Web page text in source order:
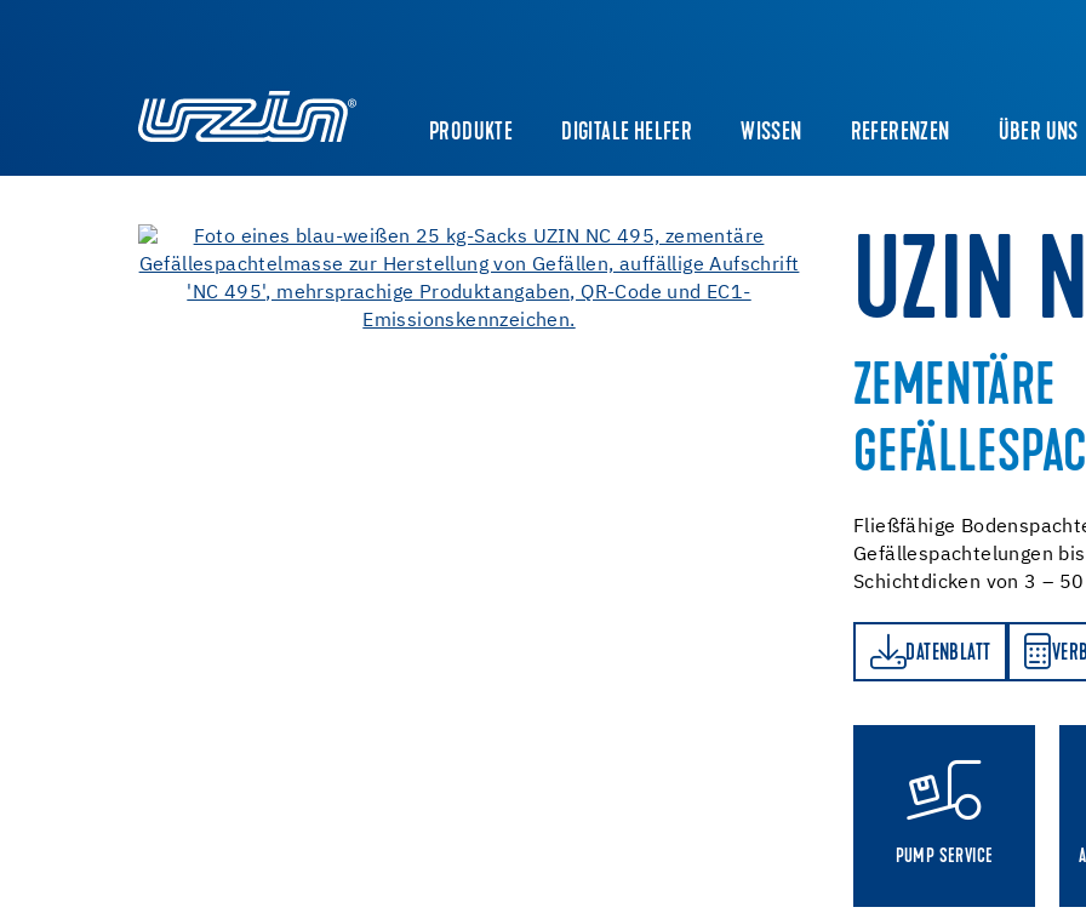
PRODUKTE DIGITALE HELFER WISSEN REFERENZEN ÜBER UNS
UZIN
ZEMENTÄRE
Fließfähige
Gefällespachtelungen
Schichtdicken von 3 – 50
DATENBLATT
VERBRAUCHSRECHNER
PUMP SERVICE